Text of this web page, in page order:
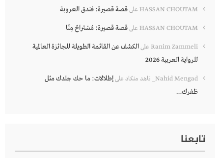
HASSAN CHOUTAM علىقصة قصيرة: فندق العروبة
HASSAN CHOUTAM علىقصة قصيرة: مُسْتراحٌ مِنّا
Ranim Zammeli علىالكشف عن القائمة الطويلة للجائزة العالمية
للرواية العربية 2026
Nahid Mengad_ ناهد منكاد علىإطلالات: ما حك جلدك مثل
ظفرك…
تابعنا